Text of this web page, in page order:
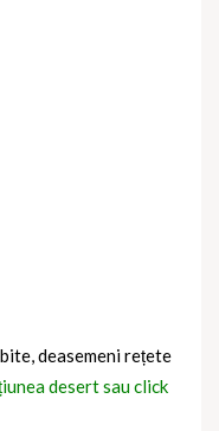
deasemeni rețete
desert sau click